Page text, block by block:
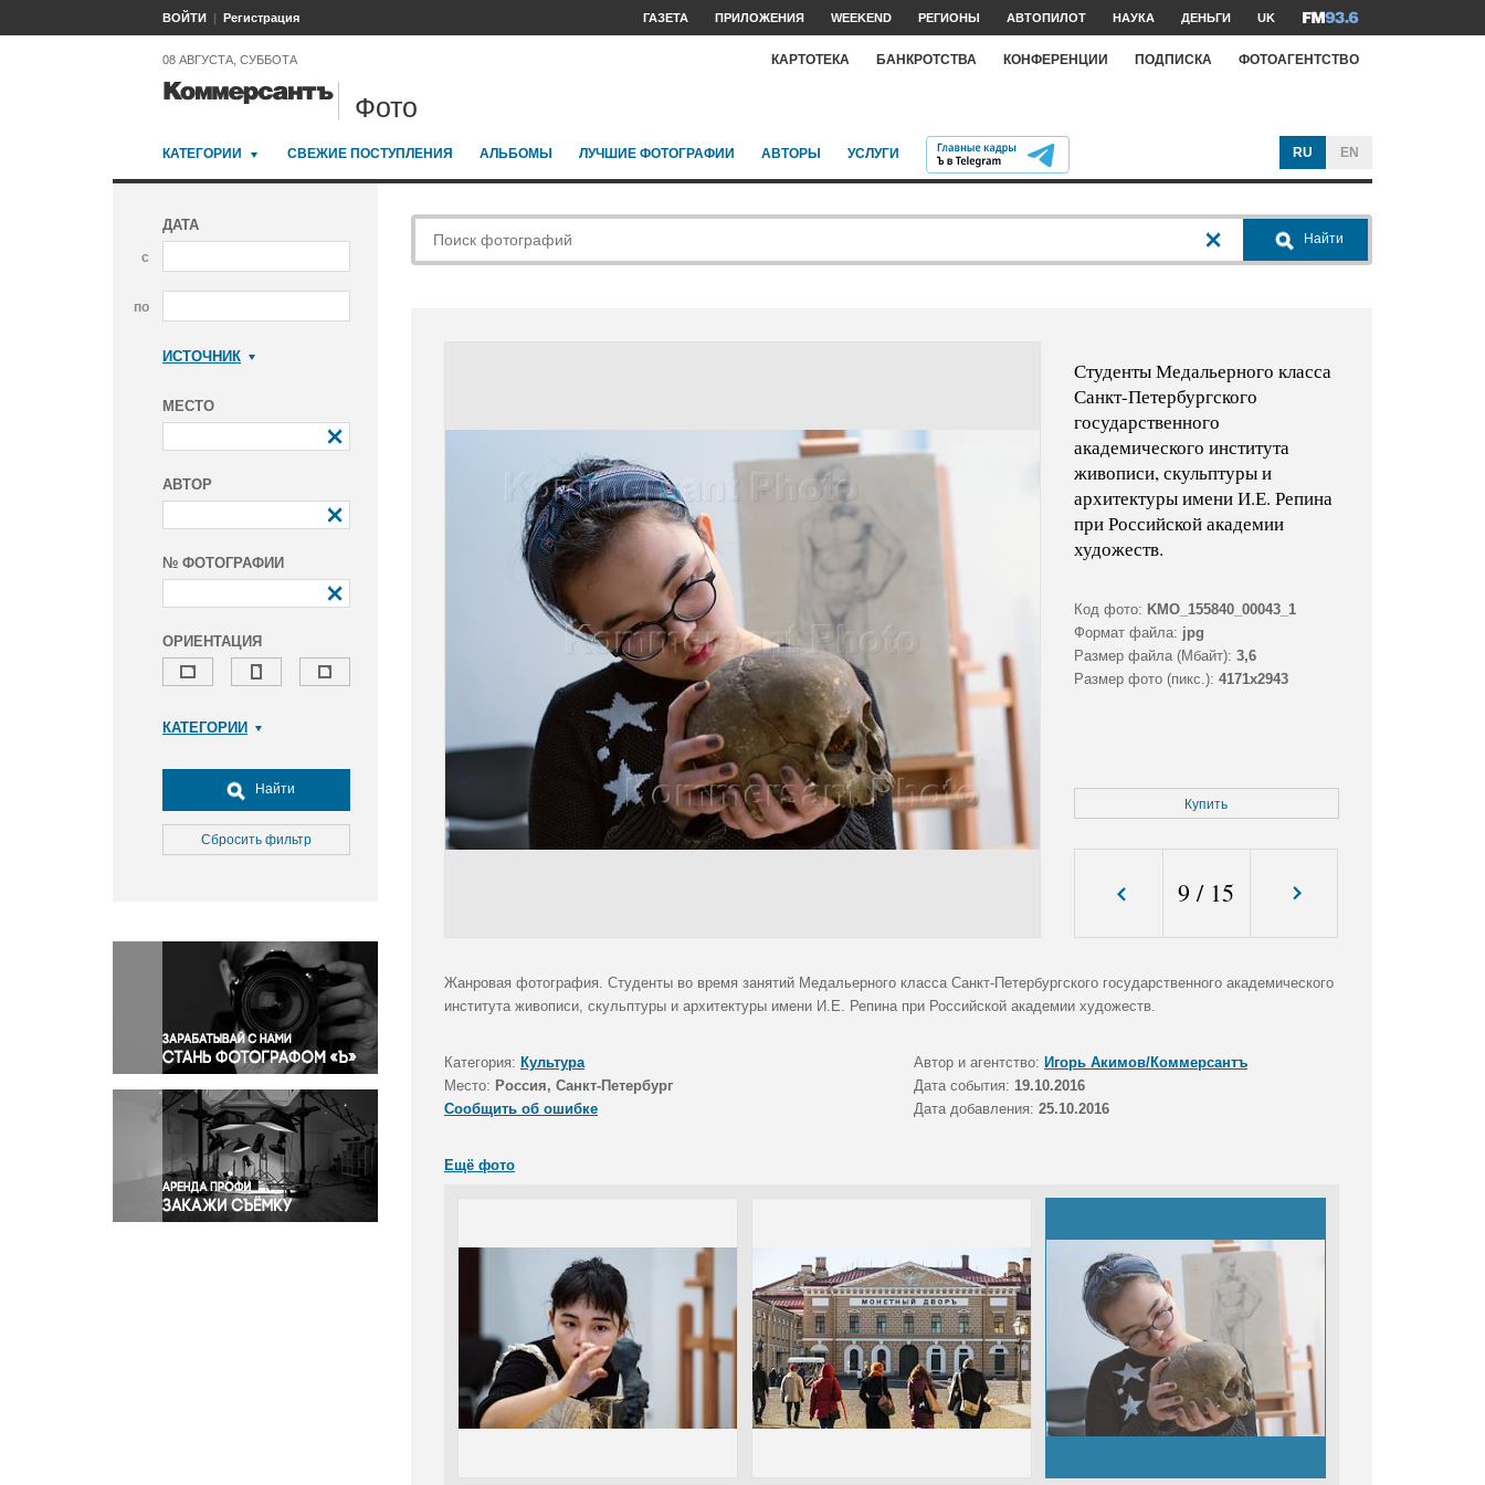
ВОЙТИ Регистрация ГАЗЕТА ПРИЛОЖЕНИЯ WEEKEND РЕГИОНЫ АВТОПИЛОТ НАУКА ДЕНЬГИ UK
08 АВГУСТА, СУББОТА КАРТОТЕКА БАНКРОТСТВА КОНФЕРЕНЦИИ ПОДПИСКА ФОТОАГЕНТСТВО
Фото
КАТЕГОРИИ СВЕЖИЕ ПОСТУПЛЕНИЯ АЛЬБОМЫ ЛУЧШИЕ ФОТОГРАФИИ АВТОРЫ УСЛУГИ RU EN
ДАТА
с
по
ИСТОЧНИК
МЕСТО
АВТОР
№ ФОТОГРАФИИ
ОРИЕНТАЦИЯ
КАТЕГОРИИ
Досуг, туризм и отдых
Культура
Медицина
Окружающая среда
Политика
Правосудие
Происшествия и конфликты
Религия
Светская жизнь
Спорт
Экология
Экономика и бизнес
Найти
Сбросить фильтр
Найти
Студенты Медальерного класса
Санкт-Петербургского
государственного
академического института
живописи, скульптуры и
архитектуры имени И.Е. Репина
при Российской академии
художеств.
Код фото: KMO_155840_00043_1
Формат файла: jpg
Размер файла (Мбайт): 3,6
Размер фото (пикс.): 4171x2943
Купить
9 / 15
Жанровая фотография. Студенты во время занятий Медальерного класса Санкт-Петербургского государственного академического
института живописи, скульптуры и архитектуры имени И.Е. Репина при Российской академии художеств.
Категория: Культура Автор и агентство: Игорь Акимов/Коммерсантъ
Место: Россия, Санкт-Петербург Дата события: 19.10.2016
Сообщить об ошибке
Дата добавления: 25.10.2016
Ещё фото